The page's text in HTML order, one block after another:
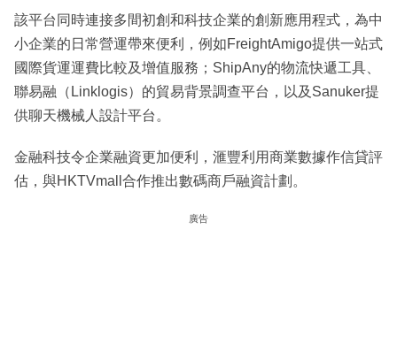
該平台同時連接多間初創和科技企業的創新應用程式，為中
小企業的日常營運帶來便利，例如FreightAmigo提供一站式
國際貨運運費比較及增值服務；ShipAny的物流快遞工具、
聯易融（Linklogis）的貿易背景調查平台，以及Sanuker提
供聊天機械人設計平台。
金融科技令企業融資更加便利，滙豐利用商業數據作信貸評
估，與HKTVmall合作推出數碼商戶融資計劃。
廣告